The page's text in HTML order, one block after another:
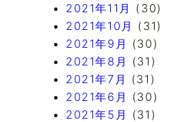
2021年11月 (30)
2021年10月 (31)
2021年9月 (30)
2021年8月 (31)
2021年7月 (31)
2021年6月 (30)
2021年5月 (31)